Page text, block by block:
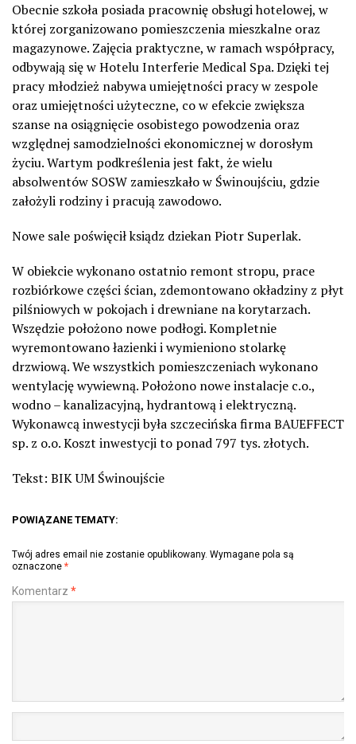
Obecnie szkoła posiada pracownię obsługi hotelowej, w
której zorganizowano pomieszczenia mieszkalne oraz
magazynowe. Zajęcia praktyczne, w ramach współpracy,
odbywają się w Hotelu Interferie Medical Spa. Dzięki tej
pracy młodzież nabywa umiejętności pracy w zespole
oraz umiejętności użyteczne, co w efekcie zwiększa
szanse na osiągnięcie osobistego powodzenia oraz
względnej samodzielności ekonomicznej w dorosłym
życiu. Wartym podkreślenia jest fakt, że wielu
absolwentów SOSW zamieszkało w Świnoujściu, gdzie
założyli rodziny i pracują zawodowo.
Nowe sale poświęcił ksiądz dziekan Piotr Superlak.
W obiekcie wykonano ostatnio remont stropu, prace
rozbiórkowe części ścian, zdemontowano okładziny z płyt
pilśniowych w pokojach i drewniane na korytarzach.
Wszędzie położono nowe podłogi. Kompletnie
wyremontowano łazienki i wymieniono stolarkę
drzwiową. We wszystkich pomieszczeniach wykonano
wentylację wywiewną. Położono nowe instalacje c.o.,
wodno – kanalizacyjną, hydrantową i elektryczną.
Wykonawcą inwestycji była szczecińska firma BAUEFFECT
sp. z o.o. Koszt inwestycji to ponad 797 tys. złotych.
Tekst: BIK UM Świnoujście
POWIĄZANE TEMATY:
Twój adres email nie zostanie opublikowany. Wymagane pola są
oznaczone *
Komentarz *